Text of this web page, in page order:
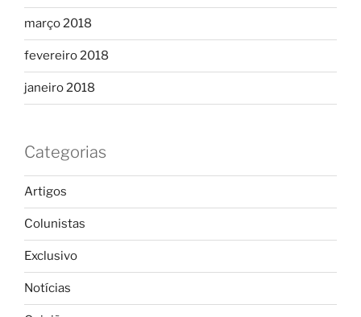
março 2018
fevereiro 2018
janeiro 2018
Categorias
Artigos
Colunistas
Exclusivo
Notícias